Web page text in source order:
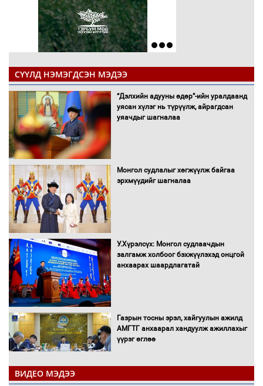
СҮҮЛД НЭМЭГДСЭН МЭДЭЭ
“Дэлхийн адууны өдөр”-ийн уралдаанд
уясан хүлэг нь түрүүлж, айрагдсан
уяачдыг шагналаа
Монгол судлалыг хөгжүүлж байгаа
эрхмүүдийг шагналаа
У.Хүрэлсүх: Монгол судлаачдын
залгамж холбоог бэхжүүлэхэд онцгой
анхаарах шаардлагатай
Газрын тосны эрэл, хайгуулын ажилд
АМГТГ анхаарал хандуулж ажиллахыг
үүрэг өглөө
Н.Номтойбаяр: Орон нутаг хөгжихөд
ВИДЕО МЭДЭЭ